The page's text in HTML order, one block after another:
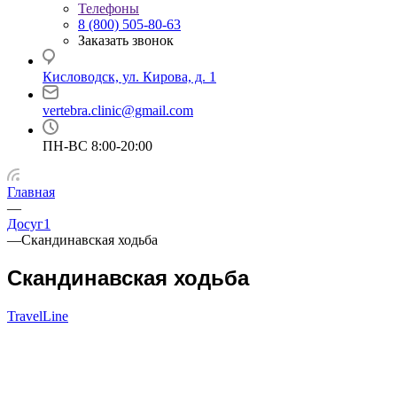
Телефоны
8 (800) 505-80-63
Заказать звонок
Кисловодск, ул. Кирова, д. 1
vertebra.clinic@gmail.com
ПН-ВС 8:00-20:00
Главная
—
Досуг1
—Скандинавская ходьба
Скандинавская ходьба
TravelLine